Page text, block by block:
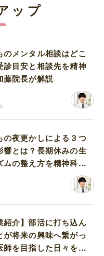
ップ
のメンタル相談はどこ
診目安と相談先を精神
藤院長が解説
の夜更かしによる３つ
響とは？長期休みの生
ムの整え方を精神科医
紹介】部活に打ち込ん
が将来の興味へ繋がっ
師を目指した日々を振